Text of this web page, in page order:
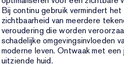
Bij continu gebruik vermindert het
zichtbaarheid van meerdere
veroudering die worden
schadelijke omgevingsinvloeden
moderne leven. Ontwaak met
uitziende huid.